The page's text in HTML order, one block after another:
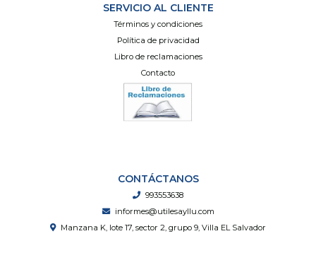
SERVICIO AL CLIENTE
Términos y condiciones
Política de privacidad
Libro de reclamaciones
Contacto
CONTÁCTANOS
993553638
informes@utilesayllu.com
Manzana K, lote 17, sector 2, grupo 9, Villa EL Salvador